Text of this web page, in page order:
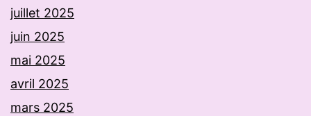
juillet 2025
juin 2025
mai 2025
avril 2025
mars 2025